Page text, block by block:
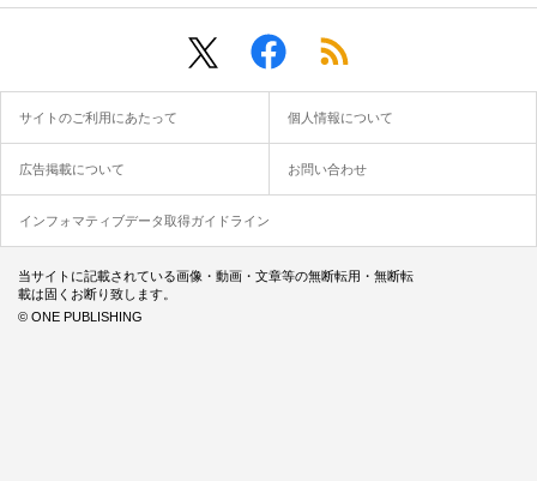
サイトのご利用にあたって 個人情報について
広告掲載について お問い合わせ
インフォマティブデータ取得ガイドライン
当サイトに記載されている画像・動画・文章等の無断転用・無断転
載は固くお断り致します。
© ONE PUBLISHING